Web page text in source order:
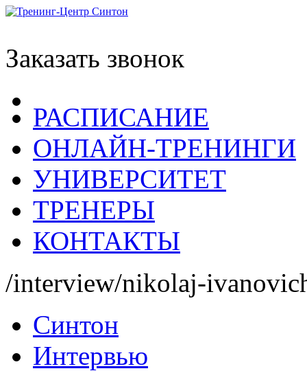
Заказать звонок
РАСПИСАНИЕ
ОНЛАЙН-ТРЕНИНГИ
УНИВЕРСИТЕТ
ТРЕНЕРЫ
КОНТАКТЫ
/interview/nikolaj-
Синтон
Интервью